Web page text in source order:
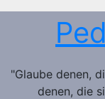
Zum
"Glaube denen,
denen, die